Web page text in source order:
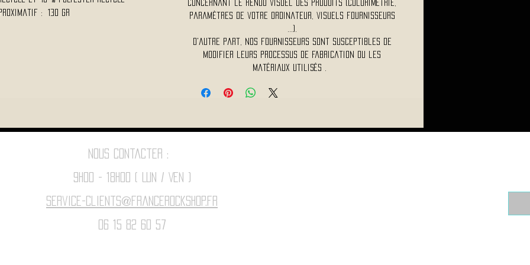
: 130 Gr
concernant le rendu visuel des produits (colorimétrie,
paramètres de votre ordinateur, visuels fournisseurs
D'autre part, nos fournisseurs sont susceptibles de
modifier leurs processus de fabrication ou les
matériaux utilisés .
Nous contacter :
9h00 - 18H00 ( Lun / Ven )
Service-clients@francerockshop.fr
06 15 82 60 57